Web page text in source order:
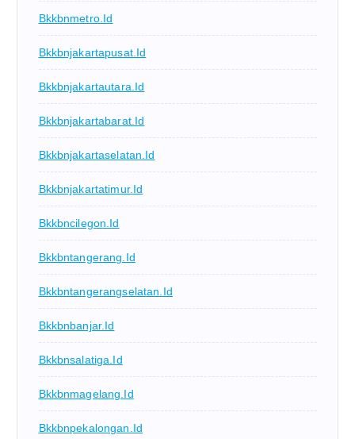
Bkkbnmetro.id
Bkkbnjakartapusat.id
Bkkbnjakartautara.id
Bkkbnjakartabarat.id
Bkkbnjakartaselatan.id
Bkkbnjakartatimur.id
Bkkbncilegon.id
Bkkbntangerang.id
Bkkbntangerangselatan.id
Bkkbnbanjar.id
Bkkbnsalatiga.id
Bkkbnmagelang.id
Bkkbnpekalongan.id